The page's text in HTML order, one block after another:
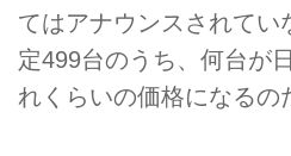
てはアナウンスされてい
定499台のうち、何台が
れくらいの価格になるの